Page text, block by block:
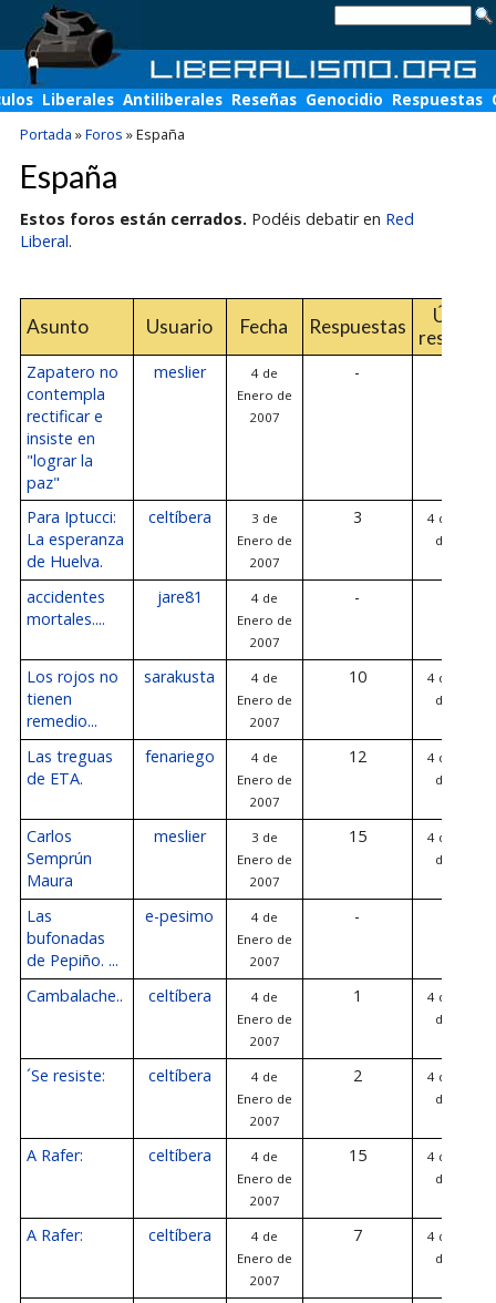
Liberales Antiliberales Reseñas Genocidio Respuestas
Portada »Foros »España
España
Estos foros están cerrados. Podéis debatir en Red
Liberal.
Asunto Usuario Fecha Respuestas
Última
Zapatero no
contempla
rectificar e
insiste en
"lograr la
paz"
meslier
4 de
Enero de
2007
-
Para Iptucci:
La esperanza
de Huelva.
celtíbera
3 de
Enero de
2007
3
4 de Enero
de 2007
accidentes
mortales....
jare81
4 de
Enero de
2007
-
Los rojos no
tienen
remedio...
sarakusta
4 de
Enero de
2007
10
4 de Enero
de 2007
Las treguas
de ETA.
fenariego
4 de
Enero de
2007
12
4 de Enero
de 2007
Carlos
Semprún
Maura
meslier
3 de
Enero de
2007
15
4 de Enero
de 2007
Las
bufonadas
de Pepiño. ...
e-pesimo
4 de
Enero de
2007
-
Cambalache.. celtíbera
4 de
Enero de
2007
1
4 de Enero
de 2007
´Se resiste: celtíbera
4 de
Enero de
2007
2
4 de Enero
de 2007
A Rafer: celtíbera
4 de
Enero de
2007
15
4 de Enero
de 2007
A Rafer: celtíbera
4 de
Enero de
2007
7
4 de Enero
de 2007